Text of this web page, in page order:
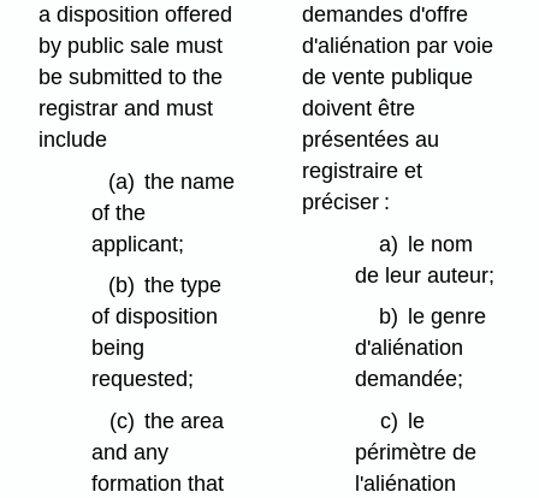
a disposition offered
by public sale must
be submitted to the
registrar and must
include
(a) the name
of the
applicant;
(b) the type
of disposition
being
requested;
(c) the area
and any
formation that
demandes d'offre
d'aliénation par voie
de vente publique
doivent être
présentées au
registraire et
préciser :
a) le nom
de leur auteur;
b)
le genre
d'aliénation
demandée;
c)
le
périmètre de
l'aliénation